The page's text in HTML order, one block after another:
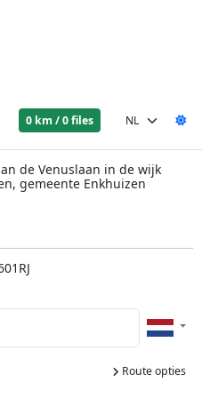
0 km / 0 files
de Venuslaan in de wijk
gemeente Enkhuizen
Route opties